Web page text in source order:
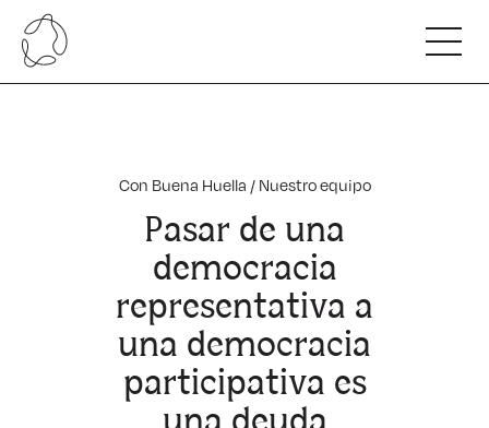
Nuestro compromiso
Beneficios de nuestro servicio
Hablan de nosotros
Capacitamos
Escuela Regenerativa Competitiva.
Programas para profesionales.
Con Buena Huella
Con Buena Huella /Nuestro equipo
Pasar de una
democracia
representativa a
una democracia
participativa es